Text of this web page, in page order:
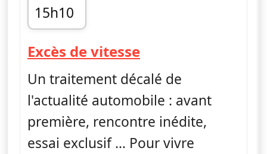
15h10
fin 15h30
Excès de vitesse— Excès de
Un traitement décalé de
l'actualité automobile : avant
première, rencontre inédite,
essai exclusif … Pour vivre